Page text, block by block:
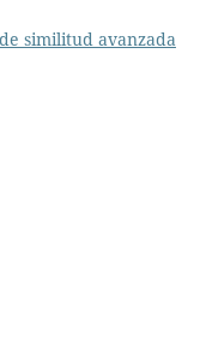
similitud avanzada